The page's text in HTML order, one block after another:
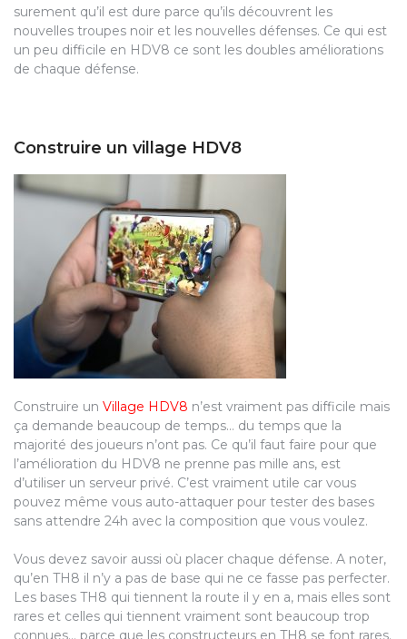
surement qu’il est dure parce qu’ils découvrent les
nouvelles troupes noir et les nouvelles défenses. Ce qui est
un peu difficile en HDV8 ce sont les doubles améliorations
de chaque défense.
Construire un village HDV8
Construire un Village HDV8 n’est vraiment pas difficile mais
ça demande beaucoup de temps… du temps que la
majorité des joueurs n’ont pas. Ce qu’il faut faire pour que
l’amélioration du HDV8 ne prenne pas mille ans, est
d’utiliser un serveur privé. C’est vraiment utile car vous
pouvez même vous auto-attaquer pour tester des bases
sans attendre 24h avec la composition que vous voulez.
Vous devez savoir aussi où placer chaque défense. A noter,
qu’en TH8 il n’y a pas de base qui ne ce fasse pas perfecter.
Les bases TH8 qui tiennent la route il y en a, mais elles sont
rares et celles qui tiennent vraiment sont beaucoup trop
connues… parce que les constructeurs en TH8 se font rares.